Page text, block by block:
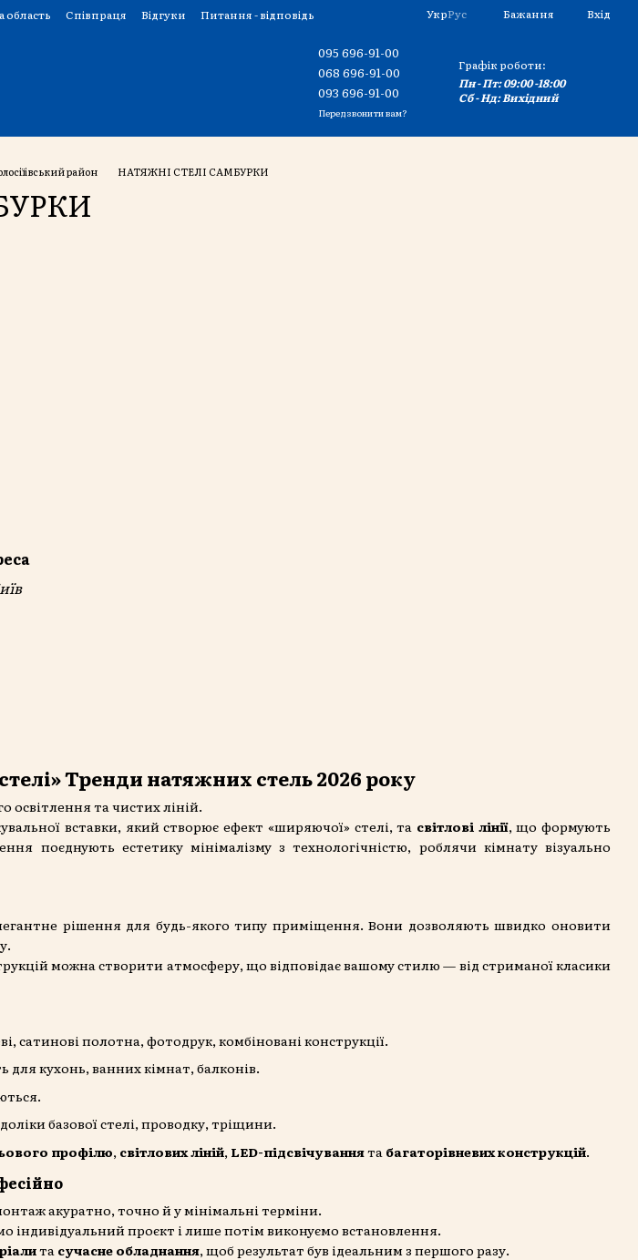
область Співпраця Відгуки
Питання - відповідь
УкрРус Бажання Вхід
095 696-91-00
068 696-91-00
093 696-91-00
Передзвонити вам?
Графік роботи:
Пн - Пт: 09:00 -18:00
Сб - Нд: Вихідний
район НАТЯЖНІ СТЕЛІ САМБУРКИ
Тренди натяжних стель 2026 року
освітлення та чистих ліній.
вставки, який створює ефект «ширяючої» стелі, та світлові лінії, що формують
поєднують естетику мінімалізму з технологічністю, роблячи кімнату візуально
рішення для будь-якого типу приміщення. Вони дозволяють швидко оновити
можна створити атмосферу, що відповідає вашому стилю — від стриманої класики
сатинові полотна, фотодрук, комбіновані конструкції.
для кухонь, ванних кімнат, балконів.
базової стелі, проводку, тріщини.
профілю, світлових ліній, LED-підсвічуваннята багаторівневих конструкцій.
акуратно, точно й у мінімальні терміни.
індивідуальний проєкт і лише потім виконуємо встановлення.
та сучасне обладнання, щоб результат був ідеальним з першого разу.